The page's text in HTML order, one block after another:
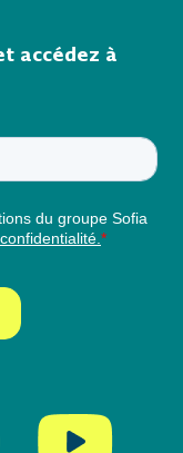
accédez à